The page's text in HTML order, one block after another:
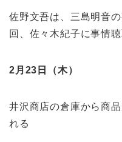
佐野文吾は、三島明音
回、佐々木紀子に事情聴
2月23日（木）
井沢商店の倉庫から商
れる